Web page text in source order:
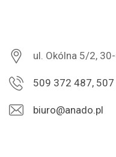
ul. Okólna 5/2,
509 372 487,
biuro@anado.pl